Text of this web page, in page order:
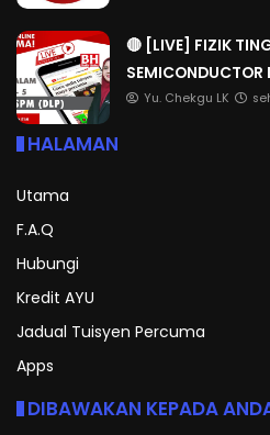
🔴 [LIVE] FIZIK
SEMICONDUCTOR
Yu. Chekgu LK
HALAMAN
Utama
F.A.Q
Hubungi
Kredit AYU
Jadual Tuisyen Percuma
Apps
DIBAWAKAN KEPADA